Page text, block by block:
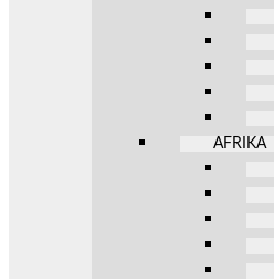
AFRIKA